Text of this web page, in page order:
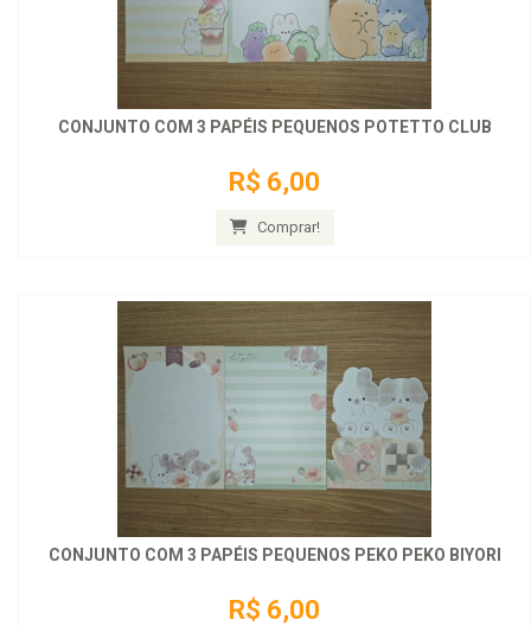
CONJUNTO COM 3 PAPÉIS PEQUENOS POTETTO CLUB
R$ 6,00
Comprar!
CONJUNTO COM 3 PAPÉIS PEQUENOS PEKO PEKO BIYORI
R$ 6,00